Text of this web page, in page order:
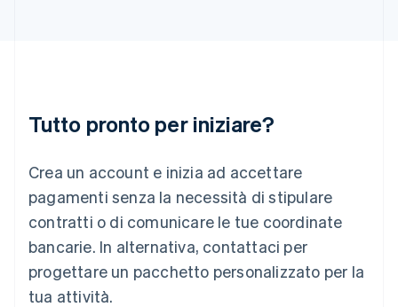
Tutto pronto per iniziare?
Crea un account e inizia ad accettare
pagamenti senza la necessità di stipulare
contratti o di comunicare le tue coordinate
bancarie. In alternativa, contattaci per
progettare un pacchetto personalizzato per la
tua attività.
Lituania
Lussemburgo
Deutsch English
Malaysia
English 简体中文
Malta
Messico
EspañolEnglish